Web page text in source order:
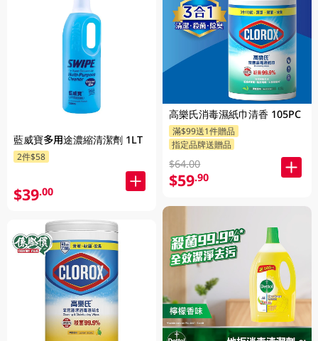
藍威寶多用途濃縮清潔劑 1LT
2件$58
$39.00
高樂氏消毒濕紙巾清香 105PC
滿$99送1件贈品
指定品牌送贈品
$64.00
$59.90